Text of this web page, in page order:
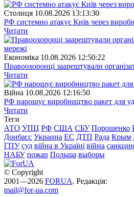
Столиця 10.08.2026 13:13:30
РФ системно атакує Київ через
Читати
Економіка 10.08.2026 12:50:22
Правоохоронці заарештували
Читати
Війна 10.08.2026 12:16:50
РФ нарощує виробництво ракет для
Читати
Теги
АТО УПЦ РФ США СБУ Порошенко
Донбасс Украина ЕС ДТП Рада Крым
ГПУ суд війна в Україні війна санкции
НАБУ пожар Польша выборы
© Copyright
2001—2026 FORUA. Редакція:
mail@for-ua.com